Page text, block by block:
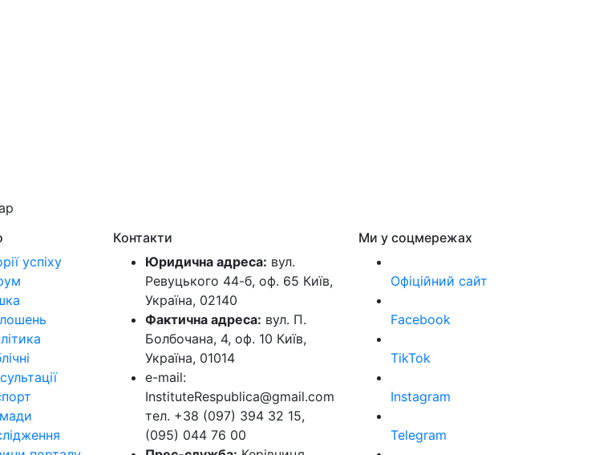
успіху
Контакти
Юридична адреса: вул.
Ревуцького 44-б, оф. 65 Київ,
Україна, 02140
Фактична адреса: вул. П.
Болбочана, 4, оф. 10 Київ,
Україна, 01014
e-mail:
InstituteRespublica@gmail.com
тел. +38 (097) 394 32 15,
(095) 044 76 00
Ми у соцмережах
Офіційний сайт
Facebook
TikTok
Instagram
Telegram